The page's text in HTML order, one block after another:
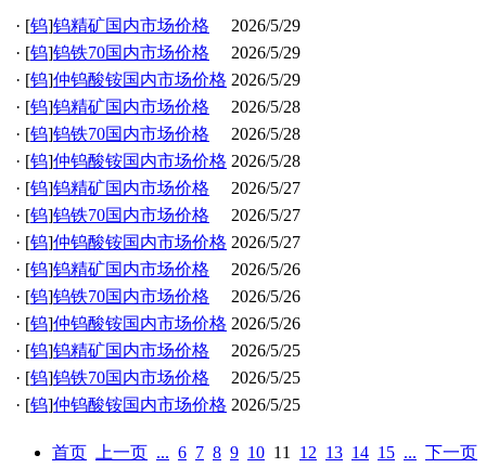
· [钨]钨精矿国内市场价格
2026/5/29
· [钨]钨铁70国内市场价格
2026/5/29
· [钨]仲钨酸铵国内市场价格 2026/5/29
· [钨]钨精矿国内市场价格
2026/5/28
· [钨]钨铁70国内市场价格
2026/5/28
· [钨]仲钨酸铵国内市场价格 2026/5/28
· [钨]钨精矿国内市场价格
2026/5/27
· [钨]钨铁70国内市场价格
2026/5/27
· [钨]仲钨酸铵国内市场价格 2026/5/27
· [钨]钨精矿国内市场价格
2026/5/26
· [钨]钨铁70国内市场价格
2026/5/26
· [钨]仲钨酸铵国内市场价格 2026/5/26
· [钨]钨精矿国内市场价格
2026/5/25
· [钨]钨铁70国内市场价格
2026/5/25
· [钨]仲钨酸铵国内市场价格 2026/5/25
首页 上一页 ... 6 7 8 9 10 11 12 13 14 15 ... 下一页